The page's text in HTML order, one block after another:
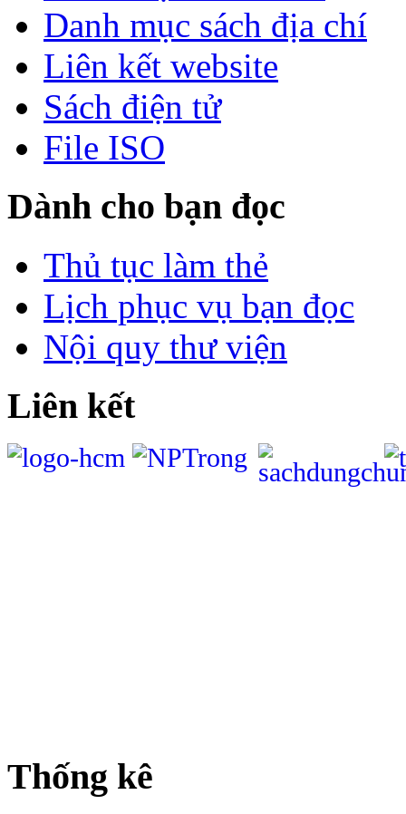
Danh mục sách địa chí
Liên kết website
Sách điện tử
File ISO
Dành cho bạn đọc
Thủ tục làm thẻ
Lịch phục vụ bạn đọc
Nội quy thư viện
Liên kết
Thống kê